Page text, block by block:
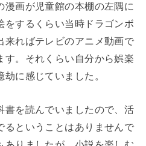
漫画が児童館の本棚の左隅に
をするくらい当時ドラゴンボ
来ればテレビのアニメ動画で
す。それくらい自分から娯楽
に感じていました。
書を読んでいましたので、活
るということはありませんで